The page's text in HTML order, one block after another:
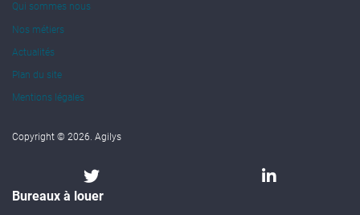
Qui sommes nous
Nos métiers
Actualités
Plan du site
Mentions légales
Copyright © 2026. Agilys
Bureaux à louer